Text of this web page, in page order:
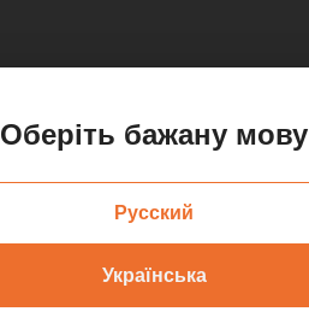
Оберіть бажану мову
Русский
Українська